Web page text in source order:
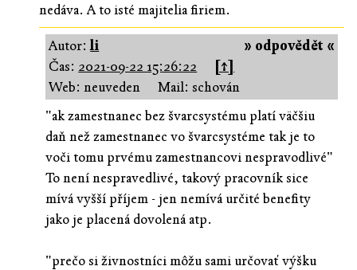
nedáva. A to isté majitelia firiem.
» odpovědět «
Autor:li
Čas: 2021-09-22 15:26:22
[↑]
Web: neuveden
Mail: schován
"ak zamestnanec bez švarcsystému platí väčšiu
daň než zamestnanec vo švarcsystéme tak je to
voči tomu prvému zamestnancovi nespravodlivé"
To není nespravedlivé, takový pracovník sice
mívá vyšší příjem - jen nemívá určité benefity
jako je placená dovolená atp.
"prečo si živnostníci môžu sami určovať výšku